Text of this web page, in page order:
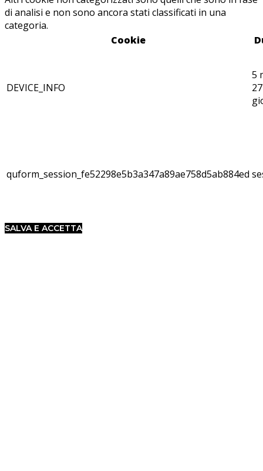
di analisi e non sono ancora stati classificati in una
categoria.
Cookie
DEVICE_INFO
5
27
quform_session_fe52298e5b3a347a89ae758d5ab884ed
SALVA E ACCETTA